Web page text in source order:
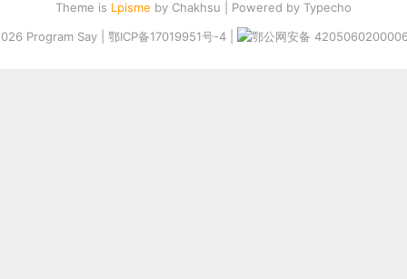
Theme is Lpisme by Chakhsu | Powered by Typecho
Program Say 鄂ICP备17019951号-4 鄂公网安备